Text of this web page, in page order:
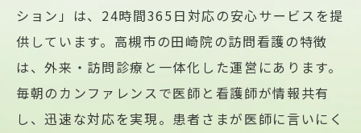
ション」は、24時間365日対応の安心サービスを提
供しています。高槻市の田崎院の訪問看護の特徴
は、外来・訪問診療と一体化した運営にあります。
毎朝のカンファレンスで医師と看護師が情報共有
し、迅速な対応を実現。患者さまが医師に言いにく